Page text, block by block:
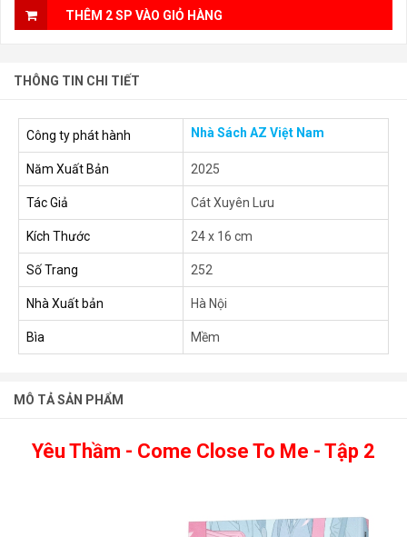
THÊM 2 SP VÀO GIỎ HÀNG
THÔNG TIN CHI TIẾT
Công ty phát hành Nhà Sách AZ Việt Nam
Năm Xuất Bản 2025
Tác Giả Cát Xuyên Lưu
Kích Thước 24 x 16 cm
Số Trang 252
Nhà Xuất bản Hà Nội
Bìa Mềm
MÔ TẢ SẢN PHẨM
Yêu Thầm - Come Close To Me - Tập 2